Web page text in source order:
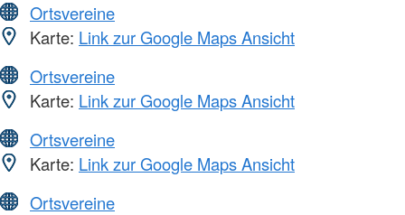
Ortsvereine
Karte: Link zur Google Maps Ansicht
Ortsvereine
Karte: Link zur Google Maps Ansicht
Ortsvereine
Karte: Link zur Google Maps Ansicht
Ortsvereine